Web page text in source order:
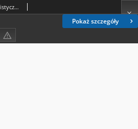
Pokaż szczegóły
Wschód Europy : studia humanistyczno-społeczne. Vol. 7, Nr 2 (2021). Spis treści